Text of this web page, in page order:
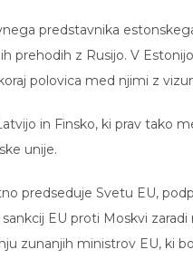
predstavnika
prehodih z Rusijo. V
polovica med njimi z
in Finsko, ki prav tako
unije.
predseduje Svetu EU,
EU proti Moskvi
zunanjih ministrov EU, ki